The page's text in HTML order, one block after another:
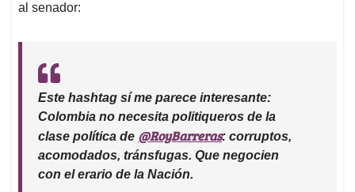
al senador:
Este hashtag sí me parece interesante:
Colombia no necesita politiqueros de la
clase política de @RoyBarreras: corruptos,
acomodados, tránsfugas. Que negocien
con el erario de la Nación.